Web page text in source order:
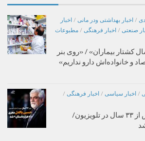
/ اخبار بهداشتی ودر مانی / اخبار
صنعتی / اخبار فرهنگی / مطبوعات
کشتار بیماران» / «روی بنر
و خانواده‌اش دارو نداریم»
/ اخبار سیاسی / اخبار فرهنگی /
اجرای حسین پاکدل پس از ۳۳ سال در تلویزیون/